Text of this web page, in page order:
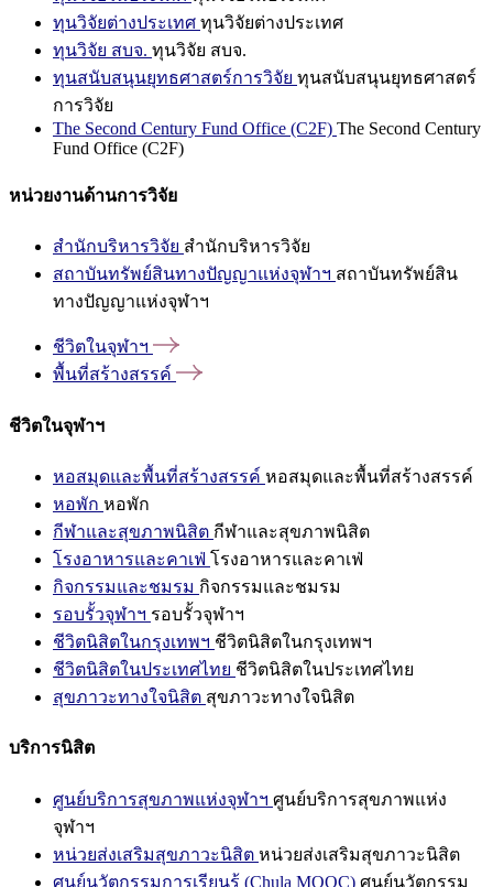
ทุนวิจัยต่างประเทศ ทุนวิจัยต่างประเทศ
ทุนวิจัย สบจ. ทุนวิจัย สบจ.
ทุนสนับสนุนยุทธศาสตร์การวิจัย ทุนสนับสนุนยุทธศาสตร์
การวิจัย
The Second Century Fund Office (C2F) The Second Century
Fund Office (C2F)
หน่วยงานด้านการวิจัย
สำนักบริหารวิจัย สำนักบริหารวิจัย
สถาบันทรัพย์สินทางปัญญาแห่งจุฬาฯ สถาบันทรัพย์สิน
ทางปัญญาแห่งจุฬาฯ
ชีวิตในจุฬาฯ
พื้นที่สร้างสรรค์
ชีวิตในจุฬาฯ
หอสมุดและพื้นที่สร้างสรรค์ หอสมุดและพื้นที่สร้างสรรค์
หอพัก หอพัก
กีฬาและสุขภาพนิสิต กีฬาและสุขภาพนิสิต
โรงอาหารและคาเฟ่ โรงอาหารและคาเฟ่
กิจกรรมและชมรม กิจกรรมและชมรม
รอบรั้วจุฬาฯ รอบรั้วจุฬาฯ
ชีวิตนิสิตในกรุงเทพฯ ชีวิตนิสิตในกรุงเทพฯ
ชีวิตนิสิตในประเทศไทย ชีวิตนิสิตในประเทศไทย
สุขภาวะทางใจนิสิต สุขภาวะทางใจนิสิต
บริการนิสิต
ศูนย์บริการสุขภาพแห่งจุฬาฯ ศูนย์บริการสุขภาพแห่ง
จุฬาฯ
หน่วยส่งเสริมสุขภาวะนิสิต หน่วยส่งเสริมสุขภาวะนิสิต
ศูนย์นวัตกรรมการเรียนรู้ (Chula MOOC) ศูนย์นวัตกรรม